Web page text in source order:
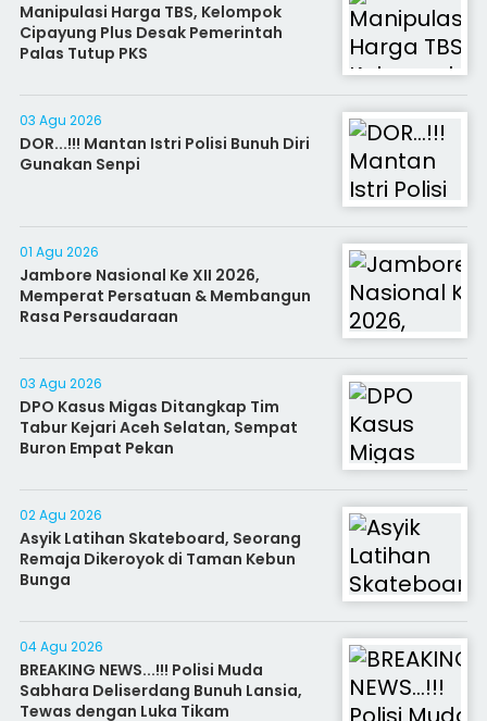
Manipulasi Harga TBS, Kelompok
Cipayung Plus Desak Pemerintah
Palas Tutup PKS
03 Agu 2026
DOR...!!! Mantan Istri Polisi Bunuh Diri
Gunakan Senpi
01 Agu 2026
Jambore Nasional Ke XII 2026,
Memperat Persatuan & Membangun
Rasa Persaudaraan
03 Agu 2026
DPO Kasus Migas Ditangkap Tim
Tabur Kejari Aceh Selatan, Sempat
Buron Empat Pekan
02 Agu 2026
Asyik Latihan Skateboard, Seorang
Remaja Dikeroyok di Taman Kebun
Bunga
04 Agu 2026
BREAKING NEWS...!!! Polisi Muda
Sabhara Deliserdang Bunuh Lansia,
Tewas dengan Luka Tikam